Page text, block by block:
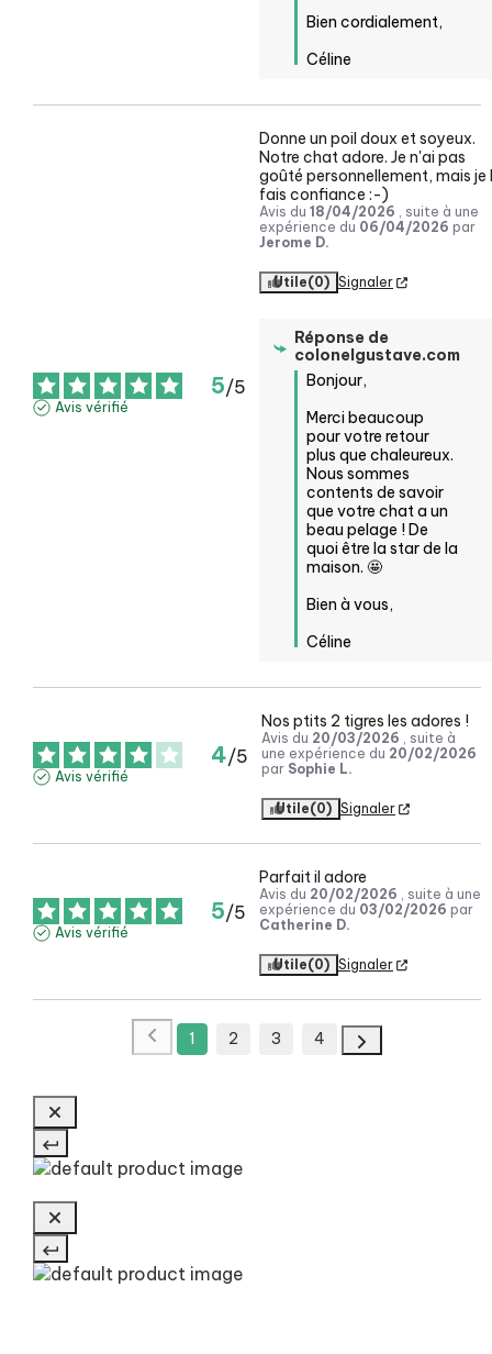
Bien cordialement,
Céline
5/5
Avis vérifié
Donne un poil doux et soyeux.
Notre chat adore. Je n'ai pas
goûté personnellement, mais je
fais confiance :-)
Avis du 18/04/2026 , suite à une
expérience du 06/04/2026 par
Jerome D.
Utile(0) Signaler
Réponse de
colonelgustave.com
Bonjour,
Merci beaucoup
pour votre retour
plus que chaleureux.
Nous sommes
contents de savoir
que votre chat a un
beau pelage ! De
quoi être la star de la
maison. 🤩
Bien à vous,
Céline
4/5
Avis vérifié
Nos ptits 2 tigres les adores !
Avis du 20/03/2026 , suite à
une expérience du 20/02/2026
par Sophie L.
Utile(0) Signaler
5/5
Avis vérifié
Parfait il adore
Avis du 20/02/2026 , suite à une
expérience du 03/02/2026 par
Catherine D.
Utile(0) Signaler
1 2 3 4